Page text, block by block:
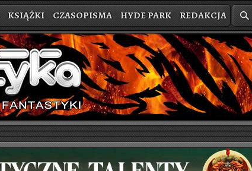
KSIĄŻKI CZASOPISMA HYDE PARK REDAKCJA